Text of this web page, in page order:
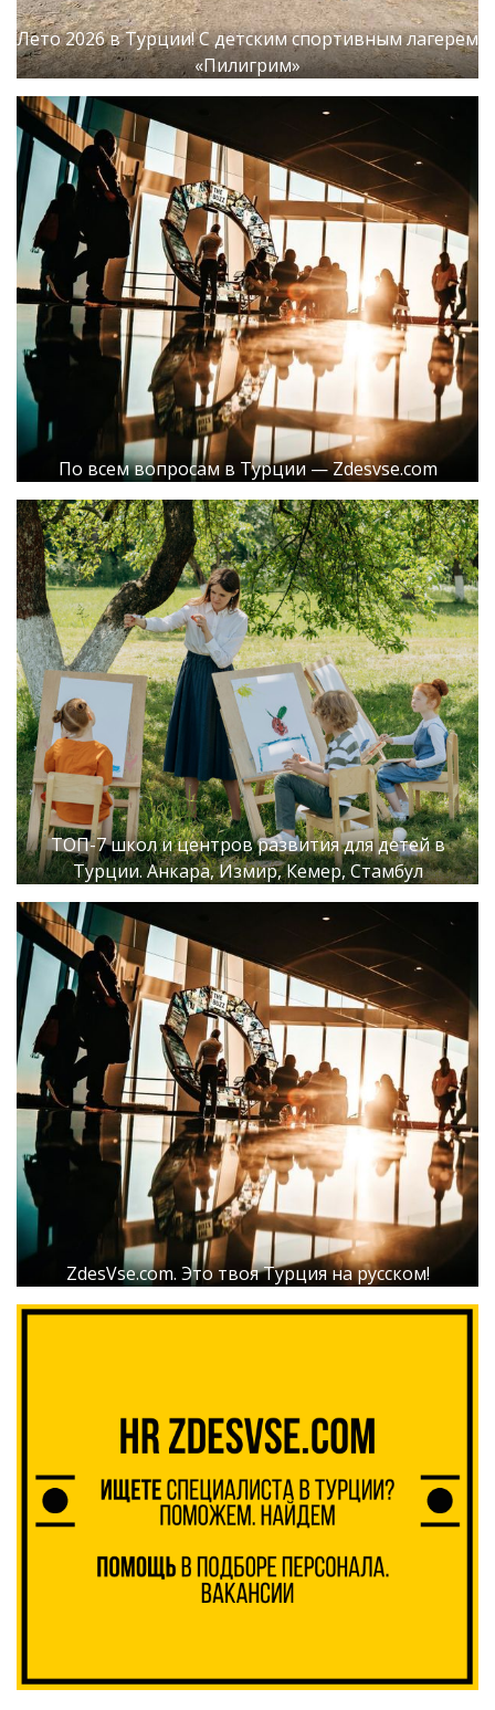
Лето 2026 в Турции! С детским спортивным лагерем
«Пилигрим»
По всем вопросам в Турции — Zdesvse.com
ТОП-7 школ и центров развития для детей в
Турции. Анкара, Измир, Кемер, Стамбул
ZdesVse.com. Это твоя Турция на русском!